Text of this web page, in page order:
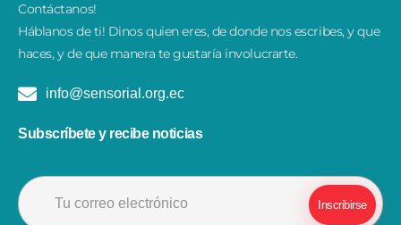
Contáctanos!
​Háblanos de ti! Dinos quien eres, de donde nos escribes, y que
haces, y de que manera te gustaría involucrarte.
info@sensorial.org.ec
Subscríbete y recibe noticias